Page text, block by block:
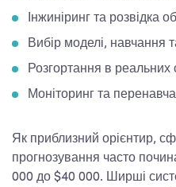
Інжиніринг та розвідка
Вибір моделі, навчання
Розгортання в реальних
Моніторинг та
Як приблизний орієнтир,
прогнозування часто
000 до $40 000. Ширші